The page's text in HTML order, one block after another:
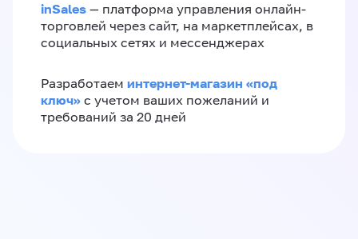
inSales — платформа управления онлайн-
торговлей через сайт, на маркетплейсах, в
социальных сетях и мессенджерах
Разработаем интернет-магазин «‎под
ключ»‎ с учетом ваших пожеланий и
требований за 20 дней